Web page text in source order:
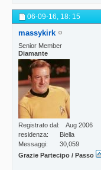
06-09-16, 18: 15
massykirk
Senior Member
Diamante
Registrato dal
Aug 2006
residenza
Biella
Messaggi
30,059
Grazie Partecipo / Passo